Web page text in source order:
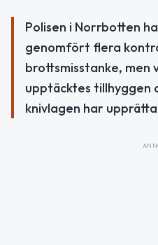
Polisen i Norrbotten
genomfört flera
brottsmisstanke, men
upptäcktes tillhyggen
knivlagen har